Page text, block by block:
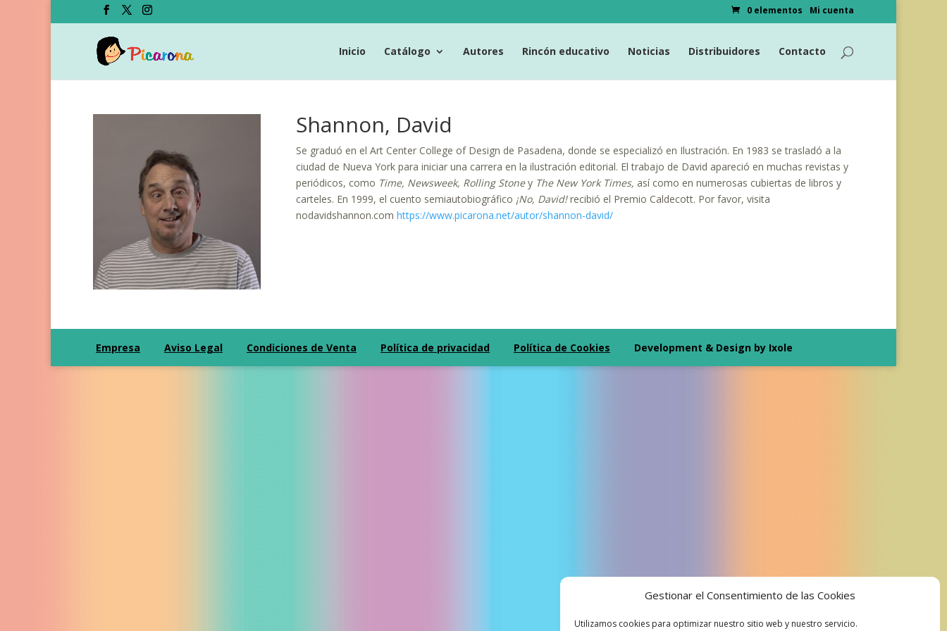
Gestionar el Consentimiento de las Cookies
Utilizamos cookies para optimizar nuestro sitio web y nuestro servicio.
Mi cuenta
0 elementos
Inicio Catálogo Autores Rincón educativo Noticias Distribuidores Contacto
Shannon, David
Se graduó en el Art Center College of Design de Pasadena, donde se especializó en Ilustración. En 1983 se trasladó a la
ciudad de Nueva York para iniciar una carrera en la ilustración editorial. El trabajo de David apareció en muchas revistas y
periódicos, como Time, Newsweek, Rolling Stoney The New York Times, así como en numerosas cubiertas de libros y
carteles. En 1999, el cuento semiautobiográfico ¡No, David!recibió el Premio Caldecott. Por favor, visita
nodavidshannon.com https://www.picarona.net/autor/shannon-david/
Empresa Aviso Legal Condiciones de Venta Política de privacidad Política de Cookies Development & Design by Ixole